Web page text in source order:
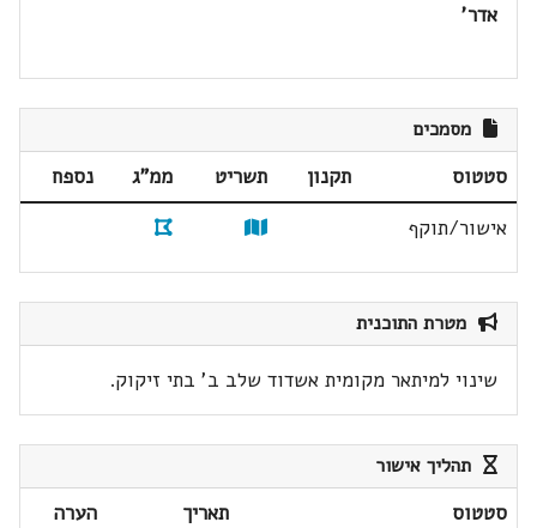
אדר'
מסמכים
סטטוס תקנון תשריט ממ"ג
נספח
אישור/תוקף
מטרת התוכנית
שינוי למיתאר מקומית אשדוד שלב ב' בתי זיקוק.
תהליך אישור
סטטוס תאריך
הערה